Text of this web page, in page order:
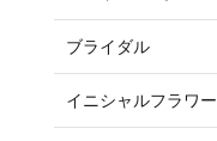
ブライダル
イニシャルフラワー